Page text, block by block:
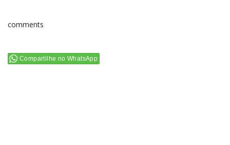
comments
Compartilhe no WhatsApp